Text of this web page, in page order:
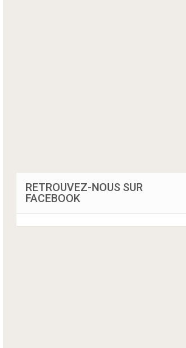
RETROUVEZ-NOUS SUR
FACEBOOK